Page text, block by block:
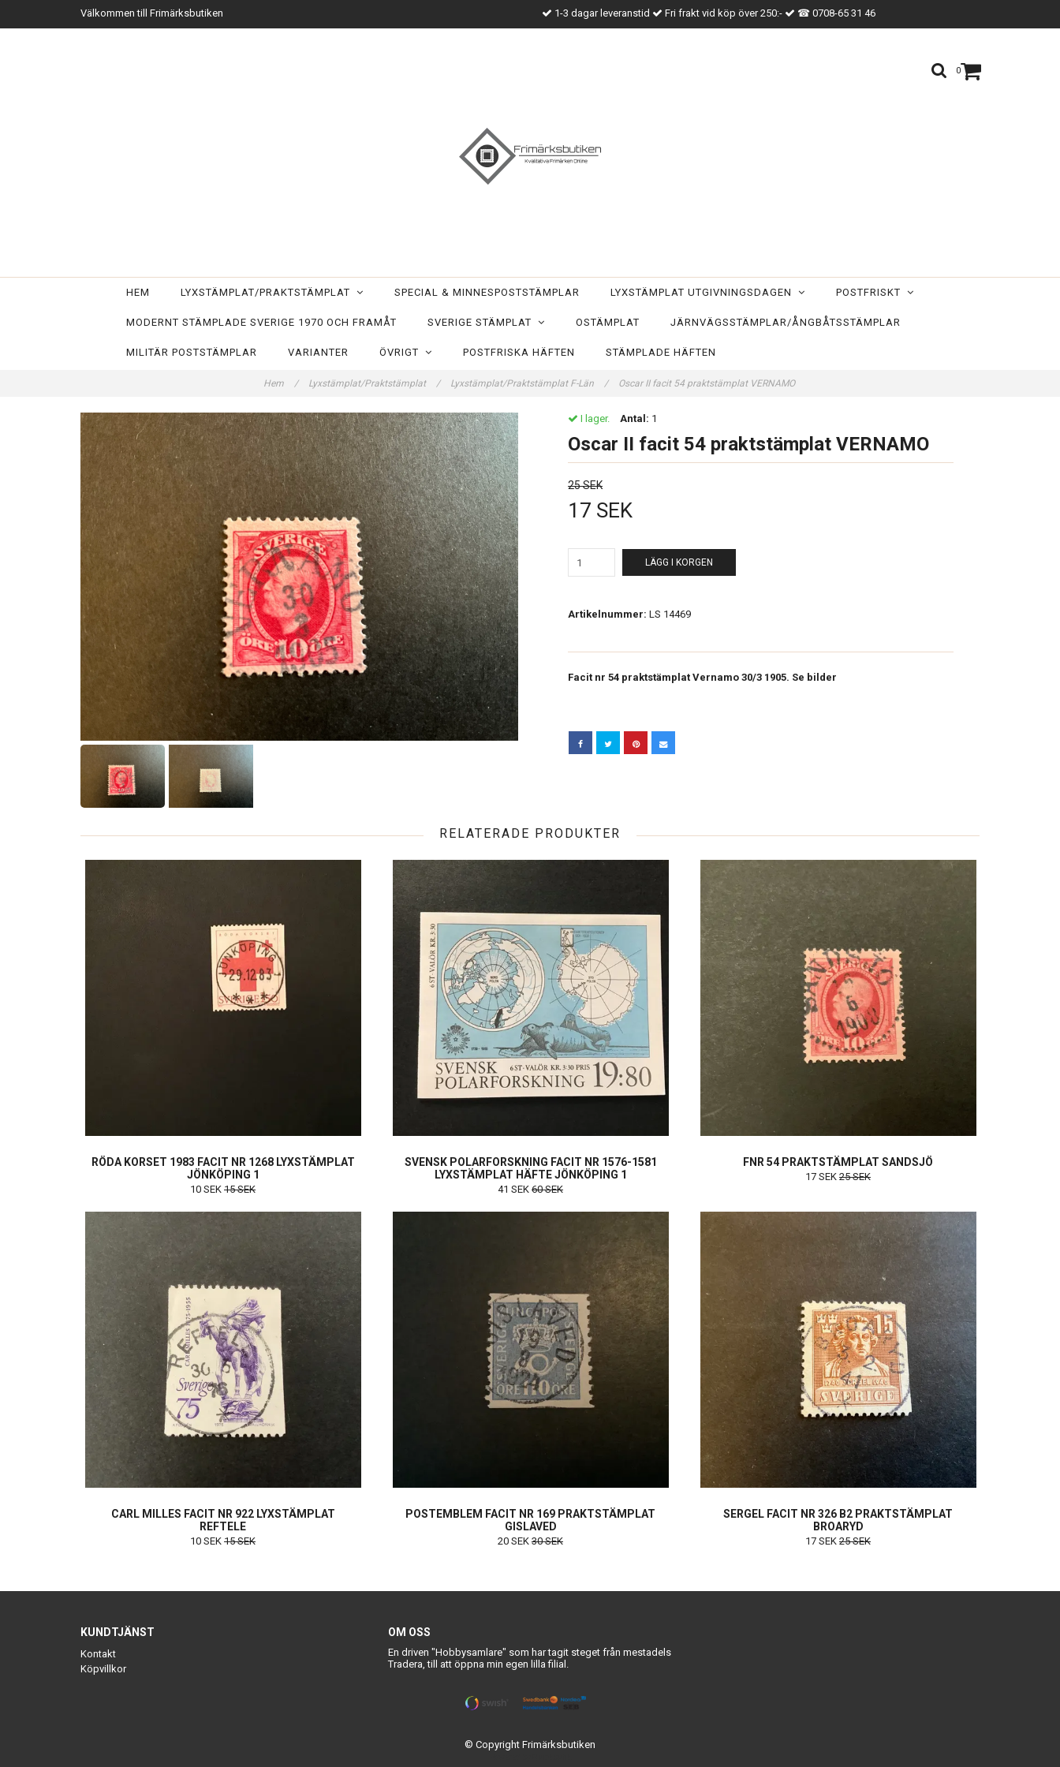
Välkommen till Frimärksbutiken 1-3 dagar leveranstid Fri frakt vid köp över 250:- ☎ 0708-65 31 46
0
HEM LYXSTÄMPLAT/PRAKTSTÄMPLAT SPECIAL & MINNESPOSTSTÄMPLAR LYXSTÄMPLAT UTGIVNINGSDAGEN POSTFRISKT
MODERNT STÄMPLADE SVERIGE 1970 OCH FRAMÅT SVERIGE STÄMPLAT OSTÄMPLAT JÄRNVÄGSSTÄMPLAR/ÅNGBÅTSSTÄMPLAR
MILITÄR POSTSTÄMPLAR VARIANTER ÖVRIGT POSTFRISKA HÄFTEN STÄMPLADE HÄFTEN
Hem / Lyxstämplat/Praktstämplat / Lyxstämplat/Praktstämplat F-Län / Oscar II facit 54 praktstämplat VERNAMO
I lager. Antal: 1
Oscar II facit 54 praktstämplat VERNAMO
25 SEK
17 SEK
LÄGG I KORGEN
Artikelnummer: LS 14469
Facit nr 54 praktstämplat Vernamo 30/3 1905. Se bilder
RELATERADE PRODUKTER
RÖDA KORSET 1983 FACIT NR 1268 LYXSTÄMPLAT
JÖNKÖPING 1
10 SEK 15 SEK
SVENSK POLARFORSKNING FACIT NR 1576-1581
LYXSTÄMPLAT HÄFTE JÖNKÖPING 1
41 SEK 60 SEK
FNR 54 PRAKTSTÄMPLAT SANDSJÖ
17 SEK 25 SEK
CARL MILLES FACIT NR 922 LYXSTÄMPLAT
REFTELE
10 SEK 15 SEK
POSTEMBLEM FACIT NR 169 PRAKTSTÄMPLAT
GISLAVED
20 SEK 30 SEK
SERGEL FACIT NR 326 B2 PRAKTSTÄMPLAT
BROARYD
17 SEK 25 SEK
KUNDTJÄNST
Kontakt
Köpvillkor
OM OSS
En driven "Hobbysamlare" som har tagit steget från mestadels
Tradera, till att öppna min egen lilla filial.
© Copyright Frimärksbutiken